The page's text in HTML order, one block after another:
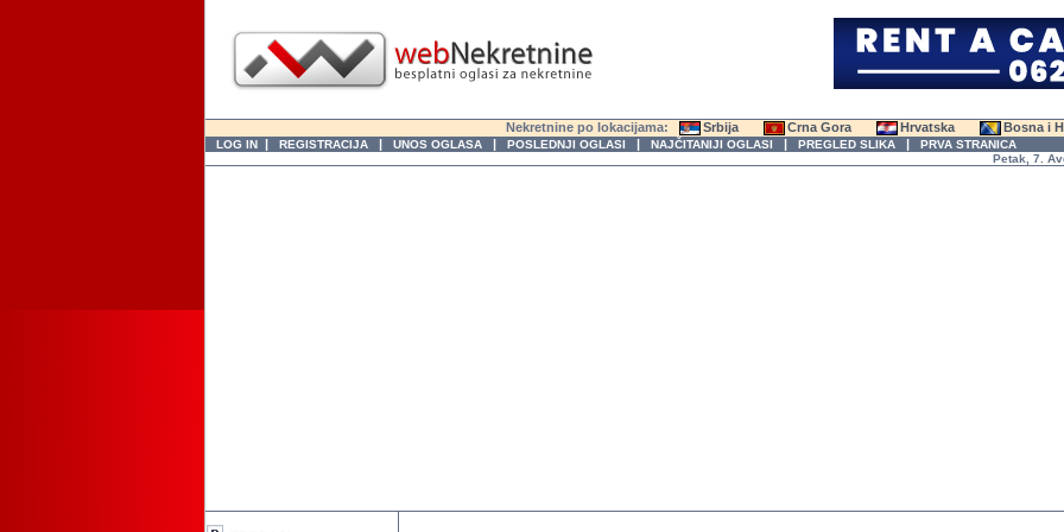
Nekretnine po lokacijama: Srbija Crna Gora Hrvatska Bosna i
LOG IN | REGISTRACIJA | UNOS OGLASA | POSLEDNJI OGLASI | NAJČITANIJI OGLASI | PREGLED SLIKA | PRVA STRANICA
Petak, 7.